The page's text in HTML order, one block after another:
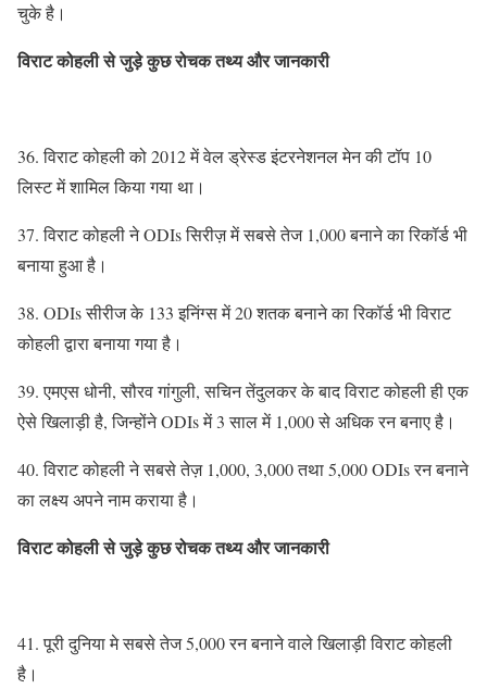
चुके है।
विराट कोहली से जुड़े कुछ रोचक तथ्य और जानकारी
36. विराट कोहली को 2012 में वेल ड्रेस्ड इंटरनेशनल मेन की टॉप 10
लिस्ट में शामिल किया गया था।
37. विराट कोहली ने ODIs सिरीज़ में सबसे तेज 1,000 बनाने का रिकॉर्ड भी
बनाया हुआ है।
38. ODIs सीरीज के 133 इनिंग्स में 20 शतक बनाने का रिकॉर्ड भी विराट
कोहली द्वारा बनाया गया है।
39. एमएस धोनी, सौरव गांगुली, सचिन तेंदुलकर के बाद विराट कोहली ही एक
ऐसे खिलाड़ी है, जिन्होंने ODIs में 3 साल में 1,000 से अधिक रन बनाए है।
40. विराट कोहली ने सबसे तेज़ 1,000, 3,000 तथा 5,000 ODIs रन बनाने
का लक्ष्य अपने नाम कराया है।
विराट कोहली से जुड़े कुछ रोचक तथ्य और जानकारी
41. पूरी दुनिया मे सबसे तेज 5,000 रन बनाने वाले खिलाड़ी विराट कोहली
है।